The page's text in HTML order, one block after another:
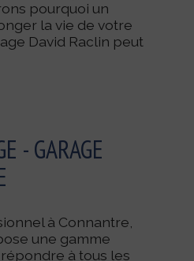
pourquoi un
la vie de votre
David Raclin peut
- GARAGE
à Connantre,
une gamme
à tous les